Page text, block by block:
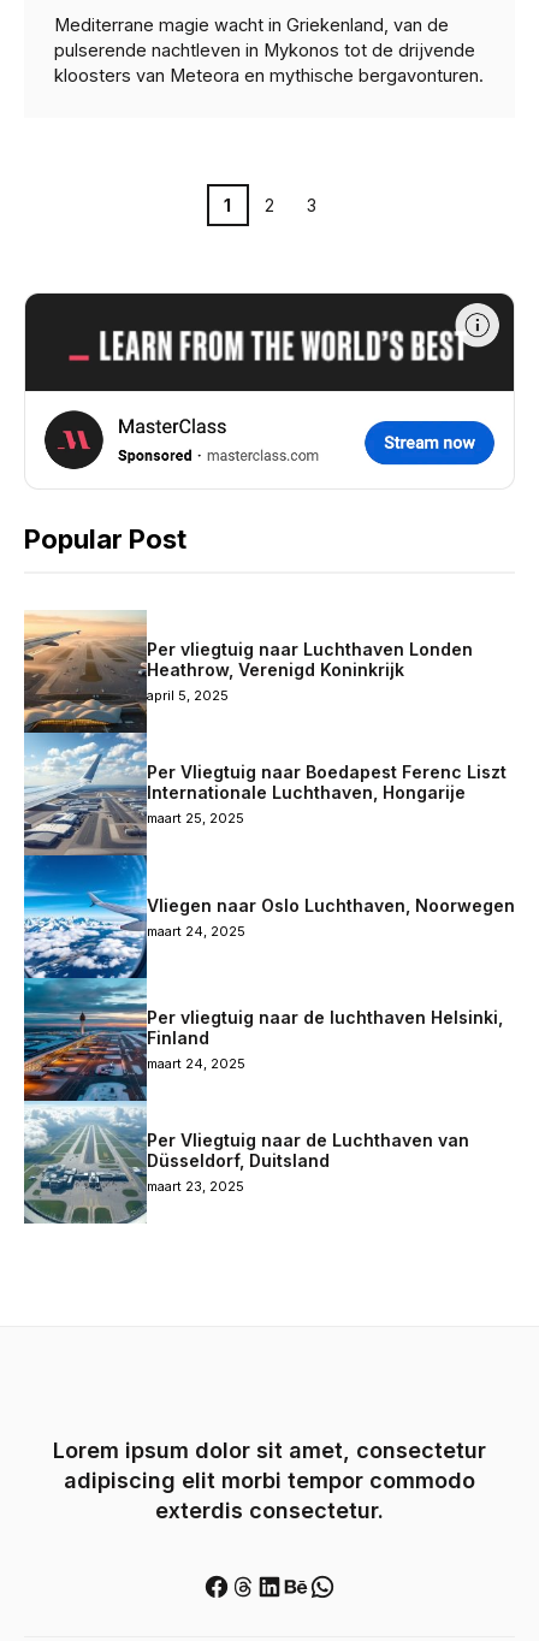
Mediterrane magie wacht in Griekenland, van de
pulserende nachtleven in Mykonos tot de drijvende
kloosters van Meteora en mythische bergavonturen.
Pagina
1 Pagina
2 Pagina
3
Popular Post
Per vliegtuig naar Luchthaven Londen
Heathrow, Verenigd Koninkrijk
april 5, 2025
Per Vliegtuig naar Boedapest Ferenc Liszt
Internationale Luchthaven, Hongarije
maart 25, 2025
Vliegen naar Oslo Luchthaven, Noorwegen
maart 24, 2025
Per vliegtuig naar de luchthaven Helsinki,
Finland
maart 24, 2025
Per Vliegtuig naar de Luchthaven van
Düsseldorf, Duitsland
maart 23, 2025
Lorem ipsum dolor sit amet, consectetur
adipiscing elit morbi tempor commodo
exterdis consectetur.
Facebook
Threads
LinkedIn
Behance
WhatsApp